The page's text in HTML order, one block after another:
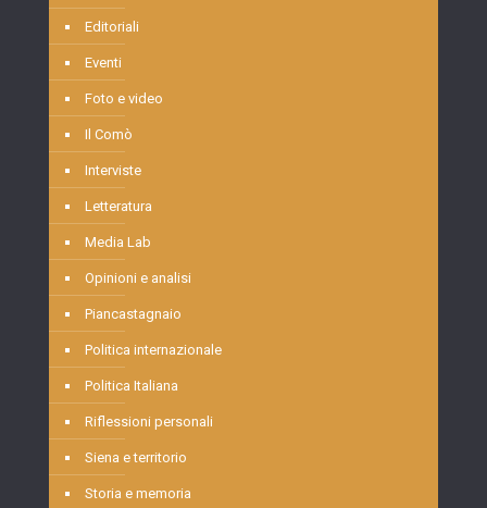
Editoriali
Eventi
Foto e video
Il Comò
Interviste
Letteratura
Media Lab
Opinioni e analisi
Piancastagnaio
Politica internazionale
Politica Italiana
Riflessioni personali
Siena e territorio
Storia e memoria